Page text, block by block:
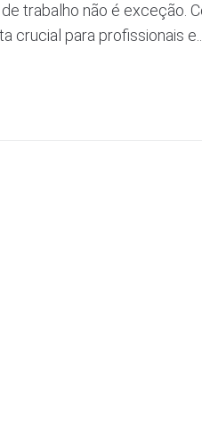
trabalho não é exceção.
crucial para profissionais